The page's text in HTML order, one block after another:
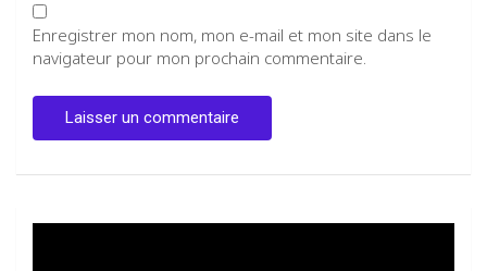
Enregistrer mon nom, mon e-mail et mon site dans le
navigateur pour mon prochain commentaire.